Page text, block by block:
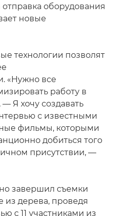
оборудования
новые
технологии позволят
«Нужно все
работу в
Я хочу создавать
с известными
фильмы, которыми
добиться того
присутствии, —
завершил съемки
из дерева, проведя
с 11 участниками из